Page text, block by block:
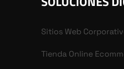
Sitios Web
Tienda Online